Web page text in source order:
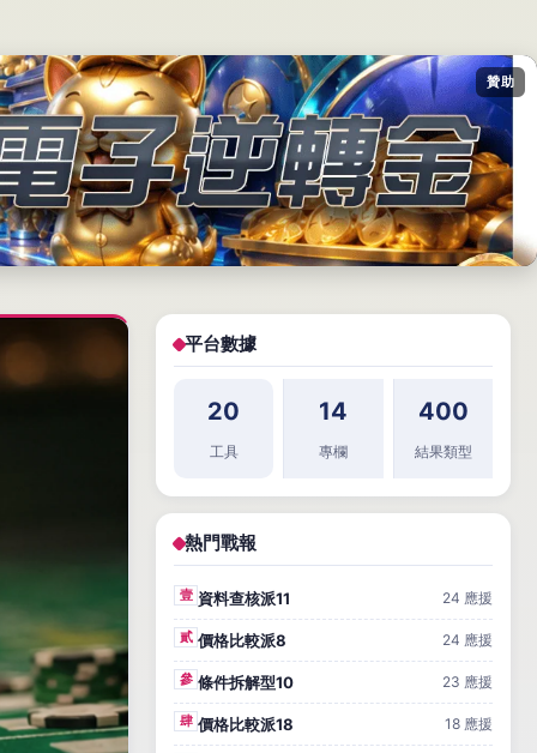
贊助
平台數據
20
工具
14
專欄
400
結果類型
熱門戰報
壹 資料查核派11 24 應援
貳 價格比較派8 24 應援
參 條件拆解型10 23 應援
肆 價格比較派18 18 應援